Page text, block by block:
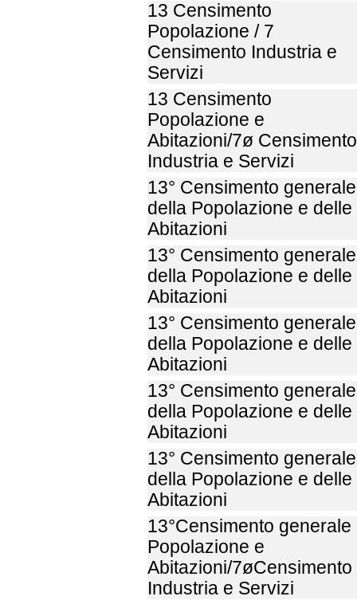
13 Censimento
Popolazione / 7
Censimento Industria e
Servizi
13 Censimento
Popolazione e
Abitazioni/7ø Censimento
Industria e Servizi
13° Censimento generale
della Popolazione e delle
Abitazioni
13° Censimento generale
della Popolazione e delle
Abitazioni
13° Censimento generale
della Popolazione e delle
Abitazioni
13° Censimento generale
della Popolazione e delle
Abitazioni
13° Censimento generale
della Popolazione e delle
Abitazioni
13°Censimento generale
Popolazione e
Abitazioni/7øCensimento
Industria e Servizi